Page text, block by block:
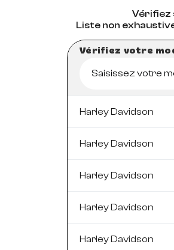
Vérifiez
Liste non
Vérifiez votre
Saisissez votre
Harley Davidson
Harley Davidson
Harley Davidson
Harley Davidson
Harley Davidson